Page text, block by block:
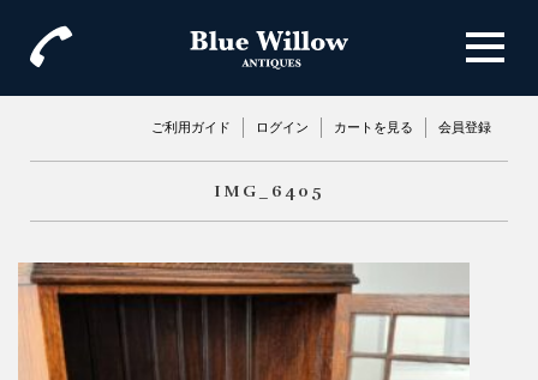
ご利用ガイド ログイン カートを見る 会員登録
IMG_6405